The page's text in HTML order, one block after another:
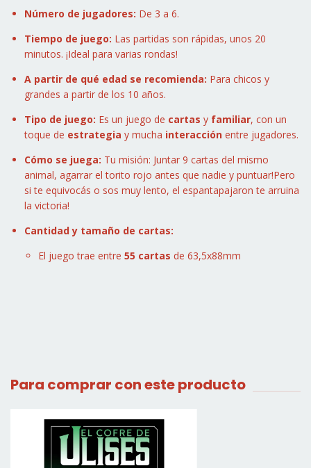
Número de jugadores: De 3 a 6.
Tiempo de juego: Las partidas son rápidas, unos 20
minutos. ¡Ideal para varias rondas!
A partir de qué edad se recomienda: Para chicos y
grandes a partir de los 10 años.
Tipo de juego: Es un juego de cartas y familiar, con un
toque de estrategia y mucha interacción entre jugadores.
Cómo se juega: Tu misión: Juntar 9 cartas del mismo
animal, agarrar el torito rojo antes que nadie y puntuar!Pero
si te equivocás o sos muy lento, el espantapajaron te arruina
la victoria!
Cantidad y tamaño de cartas:
El juego trae entre 55 cartas de 63,5x88mm
Para comprar con este producto